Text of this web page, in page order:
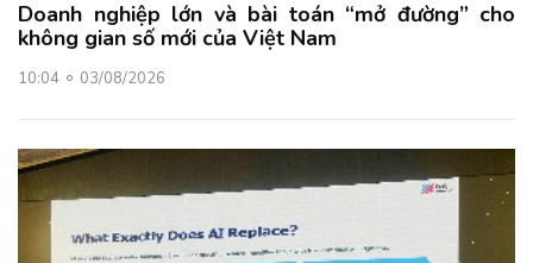
Doanh nghiệp lớn và bài toán “mở đường” cho
không gian số mới của Việt Nam
10:04 03/08/2026